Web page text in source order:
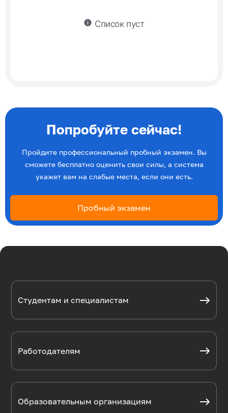
info Список пуст
Попробуйте сейчас!
Пройдите профессиональный пробный экзамен. Вы
сможете бесплатно оценить свои силы, а система
укажет вам на слабые места, если они есть.
Пробный экзамен
Студентам и специалистам
Работодателям
Образовательным организациям